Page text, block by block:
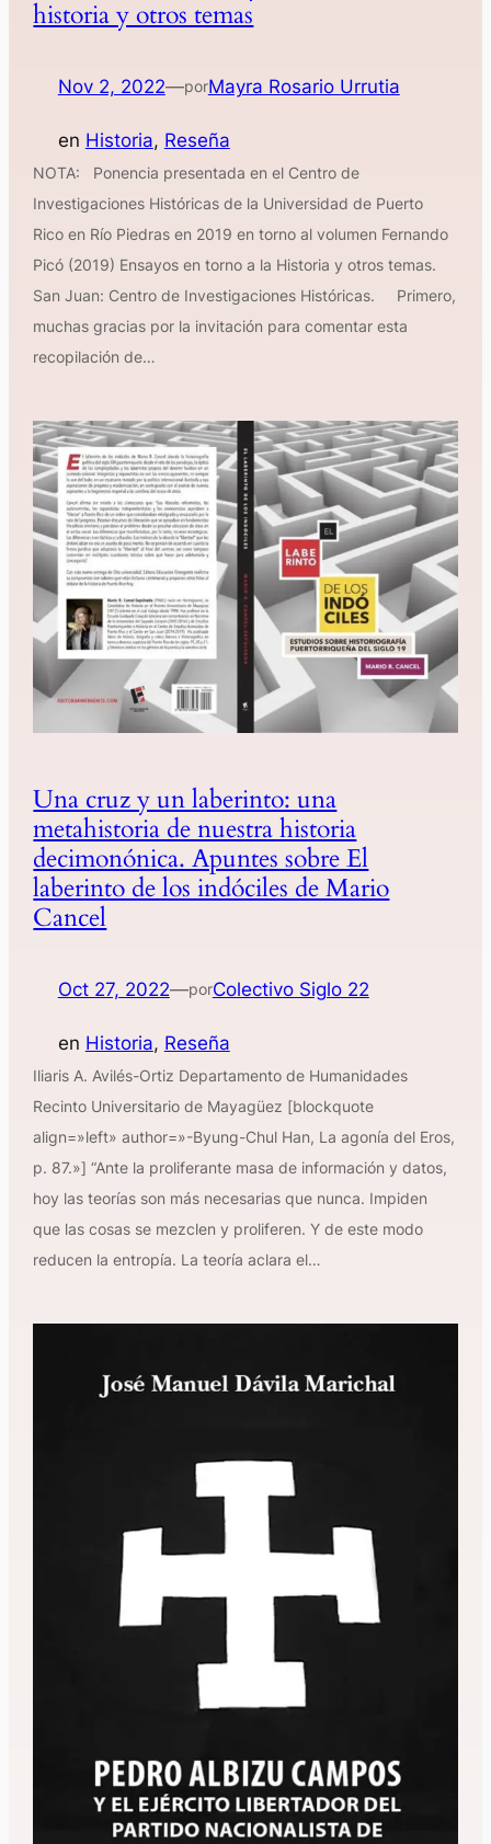
historia y otros temas
Nov 2, 2022—porMayra Rosario Urrutia
en Historia, Reseña
NOTA: Ponencia presentada en el Centro de
Investigaciones Históricas de la Universidad de Puerto
Rico en Río Piedras en 2019 en torno al volumen Fernando
Picó (2019) Ensayos en torno a la Historia y otros temas.
San Juan: Centro de Investigaciones Históricas. Primero,
muchas gracias por la invitación para comentar esta
recopilación de…
Una cruz y un laberinto: una
metahistoria de nuestra historia
decimonónica. Apuntes sobre El
laberinto de los indóciles de Mario
Cancel
Oct 27, 2022—porColectivo Siglo 22
en Historia, Reseña
Iliaris A. Avilés-Ortiz Departamento de Humanidades
Recinto Universitario de Mayagüez [blockquote
align=»left» author=»-Byung-Chul Han, La agonía del Eros,
p. 87.»] “Ante la proliferante masa de información y datos,
hoy las teorías son más necesarias que nunca. Impiden
que las cosas se mezclen y proliferen. Y de este modo
reducen la entropía. La teoría aclara el…